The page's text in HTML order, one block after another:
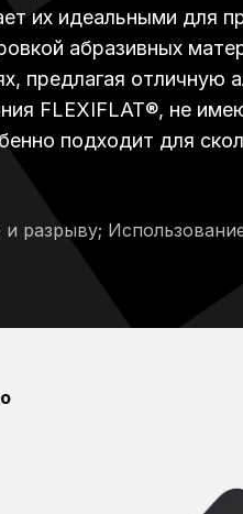
их идеальными для
абразивных
предлагая отличную
FLEXIFLAT®, не
подходит для
разрыву;